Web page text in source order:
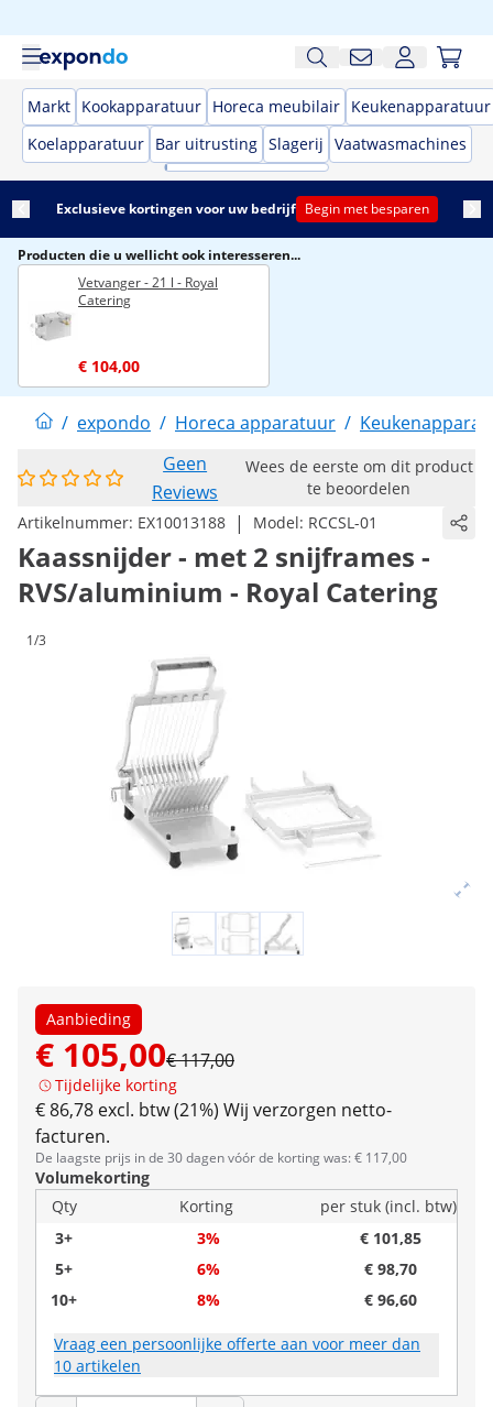
Markt Kookapparatuur Horeca meubilair Keukenapparatuur
Koelapparatuur Bar uitrusting Slagerij Vaatwasmachines
Exclusieve kortingen voor uw bedrijf Begin met besparen
Producten die u wellicht ook interesseren...
Vetvanger - 21 l - Royal
Catering
€ 104,00
/ expondo / Horeca apparatuur /
Geen
Reviews
Wees de eerste om dit product
te beoordelen
Artikelnummer: EX10013188 | Model: RCCSL-01
Kaassnijder - met 2 snijframes -
RVS/aluminium - Royal Catering
1/3
Aanbieding
€ 105,00€ 117,00
Tijdelijke korting
€ 86,78 excl. btw (21%) Wij verzorgen netto-
facturen.
De laagste prijs in de 30 dagen vóór de korting was: € 117,00
Volumekorting
Qty
Korting
per stuk (incl. btw)
3+
3%
€ 101,85
5+
6%
€ 98,70
10+
8% € 96,60
Vraag een persoonlijke offerte aan voor meer dan
10 artikelen
Hoeveelheid